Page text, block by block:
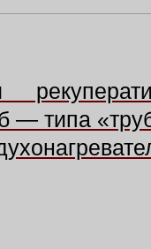
— типа